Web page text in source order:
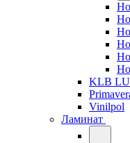
KLB
Vinilpol
Ламинат